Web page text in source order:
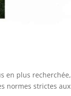
en plus recherchée,
normes strictes aux